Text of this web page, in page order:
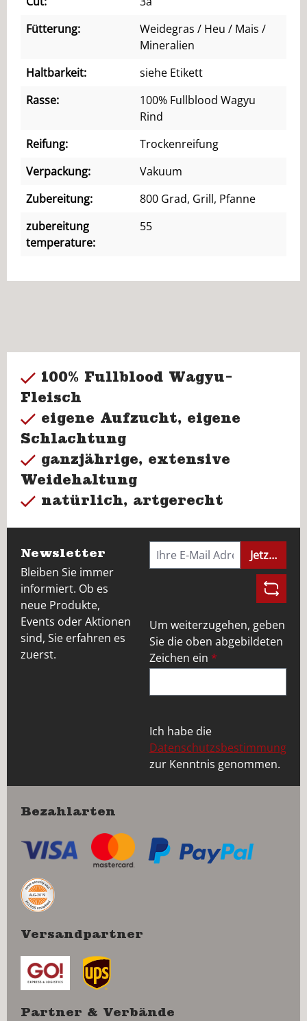
Fütterung:
Weidegras / Heu / Mais /
Mineralien
Haltbarkeit:
siehe Etikett
Rasse:
100% Fullblood Wagyu
Rind
Reifung:
Trockenreifung
Verpackung:
Vakuum
Zubereitung:
800 Grad, Grill, Pfanne
zubereitung
temperature:
55
100% Fullblood Wagyu-
Fleisch
eigene Aufzucht, eigene
Schlachtung
ganzjährige, extensive
Weidehaltung
natürlich, artgerecht
Newsletter
Bleiben Sie immer
informiert. Ob es
neue Produkte,
Events oder Aktionen
sind, Sie erfahren es
zuerst.
Jetzt
Um weiterzugehen, geben
Sie die oben abgebildeten
Zeichen ein *
Ich habe die
Datenschutzsbestimmung
zur Kenntnis genommen.
Bezahlarten
Versandpartner
Partner & Verbände